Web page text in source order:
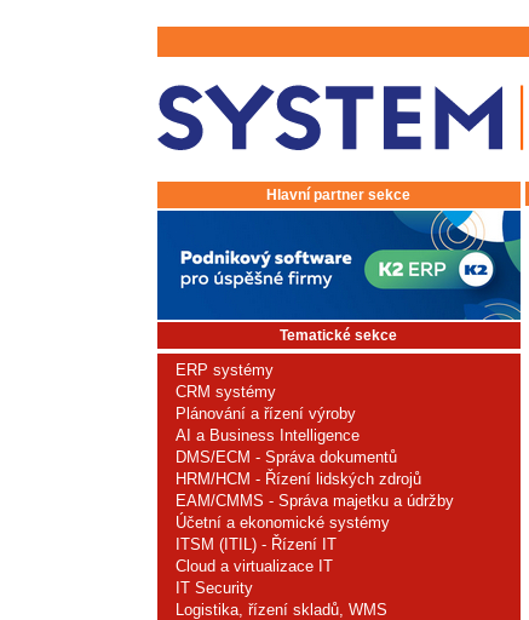
Hlavní partner sekce
Tematické sekce
ERP systémy
CRM systémy
Plánování a řízení výroby
AI a Business Intelligence
DMS/ECM - Správa dokumentů
HRM/HCM - Řízení lidských zdrojů
EAM/CMMS - Správa majetku a údržby
Účetní a ekonomické systémy
ITSM (ITIL) - Řízení IT
Cloud a virtualizace IT
IT Security
Logistika, řízení skladů, WMS